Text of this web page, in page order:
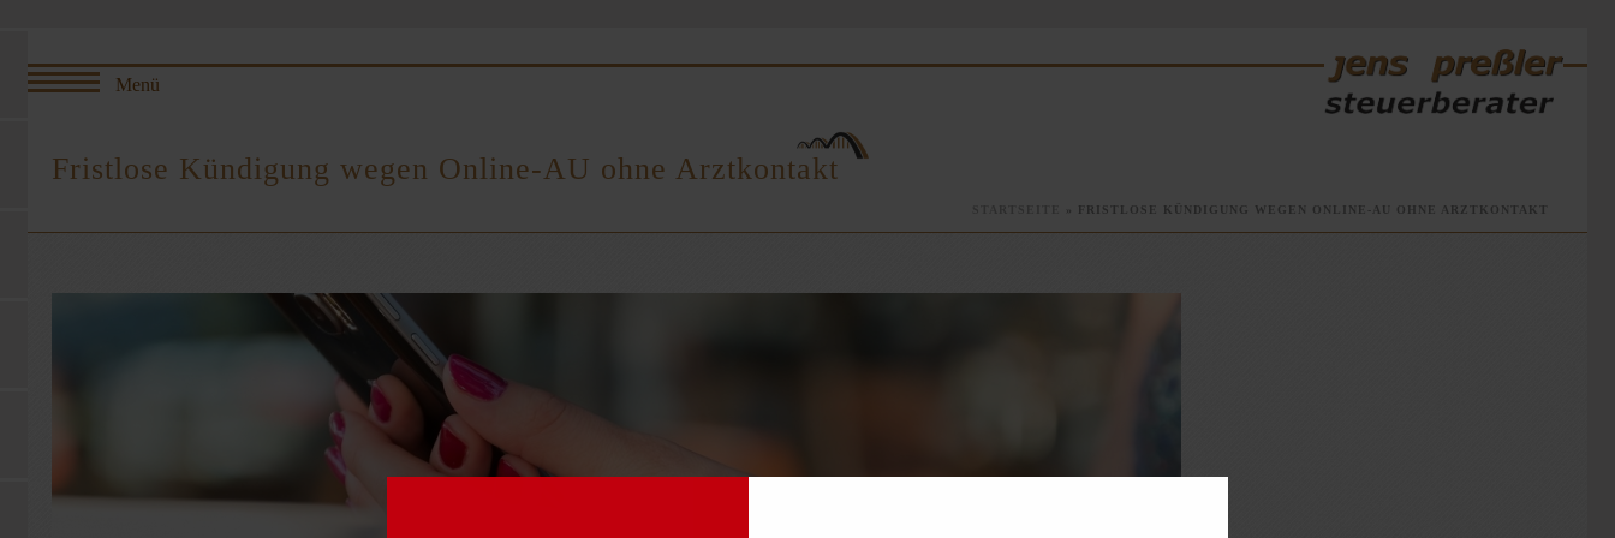
Fristlose Kündigung wegen Online-AU ohne Arztkontakt
» FRISTLOSE KÜNDIGUNG WEGEN ONLINE-AU OHNE ARZTKONTAKT